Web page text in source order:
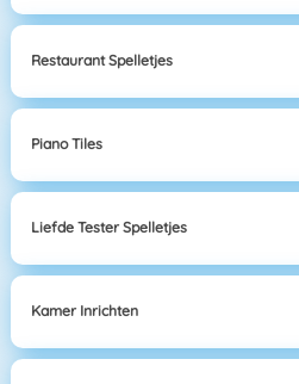
Restaurant Spelletjes
Piano Tiles
Liefde Tester Spelletjes
Kamer Inrichten